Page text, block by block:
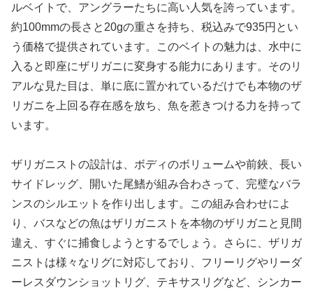
ルベイトで、アングラーたちに高い人気を誇っています。
約100mmの長さと20gの重さを持ち、税込みで935円とい
う価格で提供されています。このベイトの魅力は、水中に
入ると即座にザリガニに変身する能力にあります。そのリ
アルな見た目は、単に底に置かれているだけでも本物のザ
リガニを上回る存在感を放ち、魚を惹きつける力を持って
います。
ザリガニストの設計は、ボディのボリュームや前鋏、長い
サイドレッグ、開いた尾鰭が組み合わさって、完璧なバラ
ンスのシルエットを作り出します。この組み合わせによ
り、バスなどの魚はザリガニストを本物のザリガニと見間
違え、すぐに捕食しようとするでしょう。さらに、ザリガ
ニストは様々なリグに対応しており、フリーリグやリーダ
ーレスダウンショットリグ、テキサスリグなど、シンカー